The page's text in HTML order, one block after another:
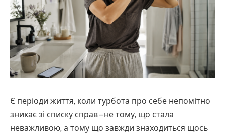
Є періоди життя, коли турбота про себе непомітно
зникає зі списку справ – не тому, що стала
неважливою, а тому що завжди знаходиться щось